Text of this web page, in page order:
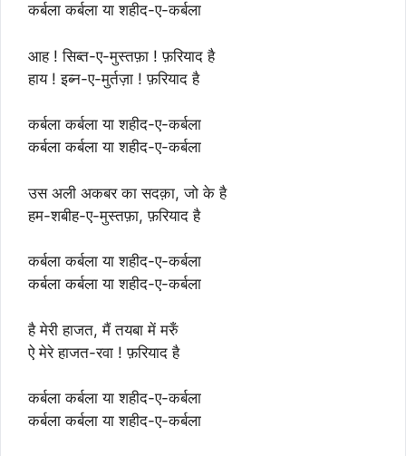
कर्बला कर्बला या शहीद-ए-कर्बला
आह ! सिब्त-ए-मुस्तफ़ा ! फ़रियाद है
हाय ! इब्न-ए-मुर्तज़ा ! फ़रियाद है
कर्बला कर्बला या शहीद-ए-कर्बला
कर्बला कर्बला या शहीद-ए-कर्बला
उस अली अकबर का सदक़ा, जो के है
हम-शबीह-ए-मुस्तफ़ा, फ़रियाद है
कर्बला कर्बला या शहीद-ए-कर्बला
कर्बला कर्बला या शहीद-ए-कर्बला
है मेरी हाजत, मैं तयबा में मरुँ
ऐ मेरे हाजत-रवा ! फ़रियाद है
कर्बला कर्बला या शहीद-ए-कर्बला
कर्बला कर्बला या शहीद-ए-कर्बला